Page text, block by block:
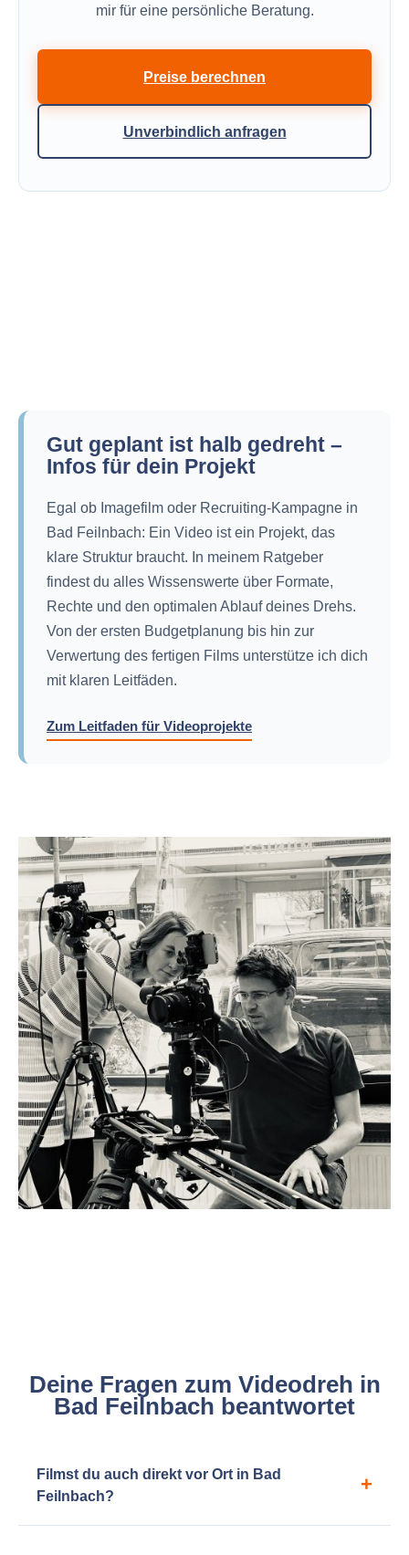
mir für eine persönliche Beratung.
Preise berechnen
Unverbindlich anfragen
Gut geplant ist halb gedreht –
Infos für dein Projekt
Egal ob Imagefilm oder Recruiting-Kampagne in
Bad Feilnbach: Ein Video ist ein Projekt, das
klare Struktur braucht. In meinem Ratgeber
findest du alles Wissenswerte über Formate,
Rechte und den optimalen Ablauf deines Drehs.
Von der ersten Budgetplanung bis hin zur
Verwertung des fertigen Films unterstütze ich dich
mit klaren Leitfäden.
Zum Leitfaden für Videoprojekte
Deine Fragen zum Videodreh in
Bad Feilnbach beantwortet
Filmst du auch direkt vor Ort in Bad
Feilnbach?